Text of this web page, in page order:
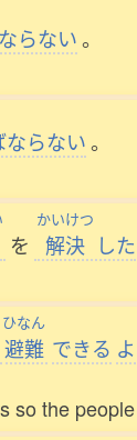
らない。
ならない。
を
かいけつ
解決 した
ひなん
避難 できる
the